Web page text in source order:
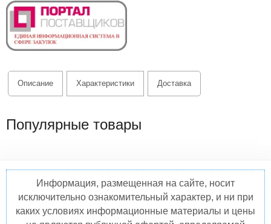
Описание Характеристики Доставка
Популярные товары
Информация, размещенная на сайте, носит
исключительно ознакомительный характер, и ни при
каких условиях информационные материалы и цены